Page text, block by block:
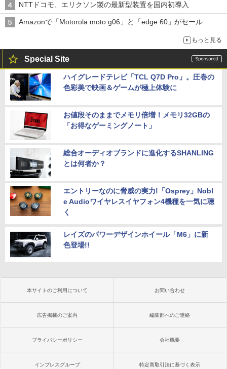
NTTドコモ、エリクソン製の最新型装置を国内初導入
Amazonで「Motorola moto g06」と「edge 60」がセール
もっと見る
Special Site
ハイグレードテレビ「TCL Q7D Pro」。圧巻の
色彩美で映画＆ゲームが極上体験に
お値段そのままでメモリ倍増！メモリ32GBの
「お得なゲーミングノート」
総合オーディオブランドに進化するSHANLING
とは何者か？
エントリーなのに脅威の実力!「Osprey」Nobl
e Audioワイヤレスイヤフォン4機種を一気に聴
く
レイズのパワーデザインホイール「M6」に新
色登場!!
本サイトのご利用について お問い合わせ
広告掲載のご案内 編集部へのご連絡
プライバシーポリシー 会社概要
インプレスグループ 特定商取引法に基づく表示